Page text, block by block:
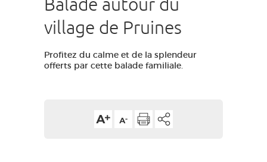
Balade autour du
village de Pruines
Profitez du calme et de la splendeur
offerts par cette balade familiale.